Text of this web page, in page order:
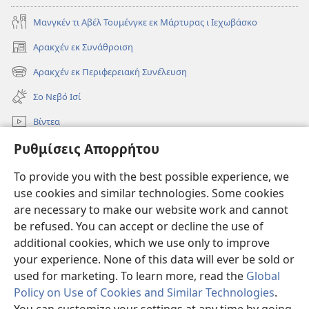
Ρυθμίσεις Απορρήτου
To provide you with the best possible experience, we
use cookies and similar technologies. Some cookies
are necessary to make our website work and cannot
be refused. You can accept or decline the use of
additional cookies, which we use only to improve
your experience. None of this data will ever be sold or
used for marketing. To learn more, read the Global
Policy on Use of Cookies and Similar Technologies.
Μανγκέν τι Αβέλ Τουμένγκε εκ Μάρτυρας ι Ιεχωβάσκο
Αρακχέν εκ Συνάθροιση
(ανοίγει
νέο
παράθυρο)
Αρακχέν εκ Περιφερειακή Συνέλευση
(ανοίγει
νέο
παράθυρο)
Σο Νεβό Ισί
Βίντεα
Ρόντεν
Συνεισφορές
(ανοίγει
νέο
παράθυρο)Σκοπιά ΒΙΒΛΙΟΘΗΚΗ ΚΟ ΙΝΤΕΡΝΕΤ™
(ανοίγει
νέο
JW Hub ®
(ανοίγει
νέο
παράθυρο)